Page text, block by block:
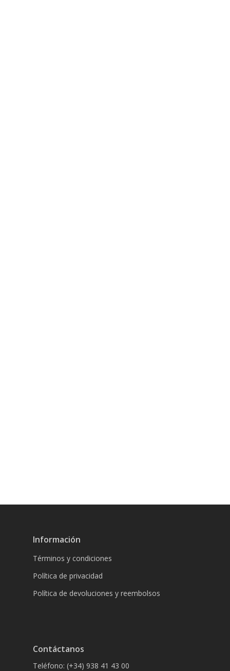
Información
Términos y condiciones
Política de privacidad
Política de devoluciones y reembolsos
Contáctanos
Teléfono: (+34) 938 41 43 00